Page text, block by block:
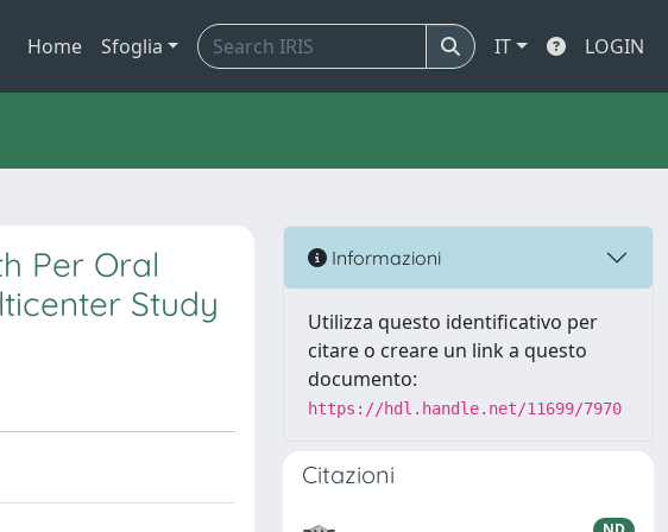
Home Sfoglia IT LOGIN
Per Oral
Study
Informazioni
Utilizza questo identificativo per
citare o creare un link a questo
documento:
https://hdl.handle.net/11699/7970
Citazioni